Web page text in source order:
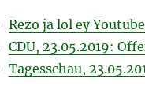
Rezo ja lol ey
CDU, 23.05.2019:
Tagesschau,